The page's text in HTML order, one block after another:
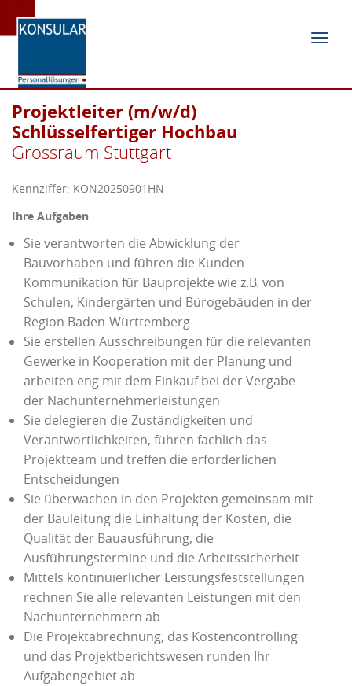
Projektleiter (m/w/d)
Schlüsselfertiger Hochbau
Grossraum Stuttgart
Kennziffer: KON20250901HN
Ihre Aufgaben
Sie verantworten die Abwicklung der
Bauvorhaben und führen die Kunden-
Kommunikation für Bauprojekte wie z.B. von
Schulen, Kindergärten und Bürogebäuden in der
Region Baden-Württemberg
Sie erstellen Ausschreibungen für die relevanten
Gewerke in Kooperation mit der Planung und
arbeiten eng mit dem Einkauf bei der Vergabe
der Nachunternehmerleistungen
Sie delegieren die Zuständigkeiten und
Verantwortlichkeiten, führen fachlich das
Projektteam und treffen die erforderlichen
Entscheidungen
Sie überwachen in den Projekten gemeinsam mit
der Bauleitung die Einhaltung der Kosten, die
Qualität der Bauausführung, die
Ausführungstermine und die Arbeitssicherheit
Mittels kontinuierlicher Leistungsfeststellungen
rechnen Sie alle relevanten Leistungen mit den
Nachunternehmern ab
Die Projektabrechnung, das Kostencontrolling
und das Projektberichtswesen runden Ihr
Aufgabengebiet ab